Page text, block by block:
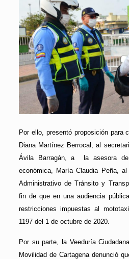
Por ello, presentó proposición para
Diana Martínez Berrocal, al
Ávila Barragán, a la asesora de
económica, María Claudia Peña,
Administrativo de Tránsito y
fin de que en una audiencia
restricciones impuestas al
1197 del 1 de octubre de 2020.
Por su parte, la Veeduría
Movilidad de Cartagena denunció